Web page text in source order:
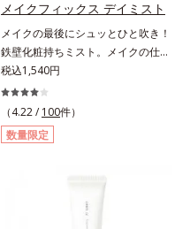
活します。リキッド、クッション、
パウダー、どんなファンデーション
の上に重ねてもOK。携帯に便利な
コンパクトタイプです。
メイクフィックス デイミスト
メイクの最後にシュッとひと吹き！
鉄壁化粧持ちミスト。メイクの仕上
げにシュッとひと吹き。肌とメイク
の密着感をピタッと高め、メイクく
ずれを防ぎ、化粧持ちをアップさせ
るミストタイプの化粧水です。くず
れ防止成分(*1)を含む層と美容成分
振って混ぜると、美容成分がくずれ
防止成分を包み込み、メイクの上に
ピタッと密着。くずれ防止成分が
税込1,540円
（4.22 / 100件）
数量限定